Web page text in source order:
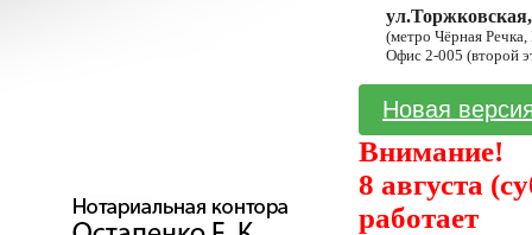
(метро Чёрная
Офис 2-005 (второй
Новая
Внимание!
8 августа
работает